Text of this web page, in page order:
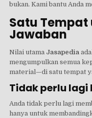
bukan. Kami bantu Anda
Satu Tempat
Jawaban
Nilai utama Jasapedia
mengumpulkan semua
material—di satu tempat
Tidak perlu lagi
Anda tidak perlu lagi
hanya untuk